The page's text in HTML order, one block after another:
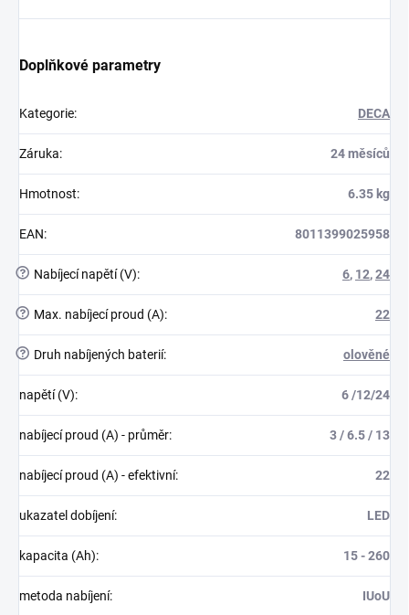
Doplňkové parametry
Kategorie: DECA
Záruka: 24 měsíců
Hmotnost: 6.35 kg
EAN: 8011399025958
? Nabíjecí napětí (V): 6, 12,24
? Max. nabíjecí proud (A): 22
? Druh nabíjených baterií: olověné
napětí (V): 6 /12/24
nabíjecí proud (A) - průměr: 3 / 6.5 / 13
nabíjecí proud (A) - efektivní: 22
ukazatel dobíjení: LED
kapacita (Ah): 15 - 260
metoda nabíjení: IUoU